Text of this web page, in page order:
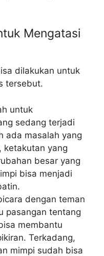
Mengatasi
dilakukan untuk
tersebut.
untuk
sedang terjadi
ada masalah yang
ketakutan yang
besar yang
bisa menjadi
dengan teman
pasangan tentang
membantu
Terkadang,
mimpi sudah bisa